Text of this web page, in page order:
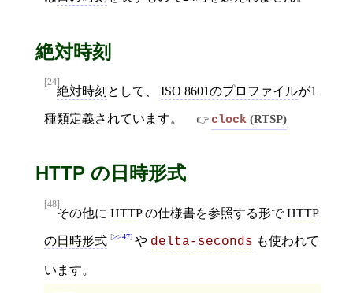
絶対時刻
[24]
絶対時刻 として、 ISO 8601のプロファイルが1
種類定義されています。 clock (RTSP)
HTTP の日時形式
[48]
その他に HTTPの仕様書を参照する形でHTTP
の日時形式 >>47 や delta-seconds も使われて
います。